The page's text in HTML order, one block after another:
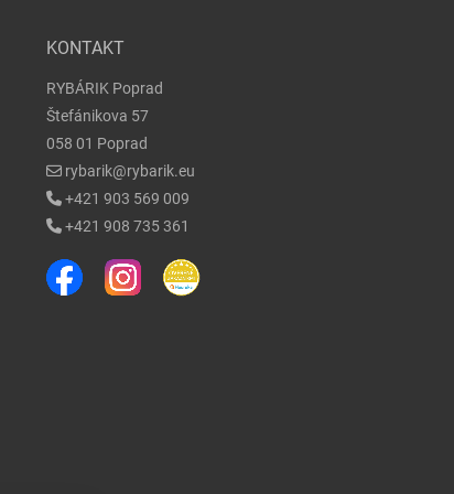
KONTAKT
RYBÁRIK Poprad
Štefánikova 57
058 01 Poprad
rybarik@rybarik.eu
+421 903 569 009
+421 908 735 361